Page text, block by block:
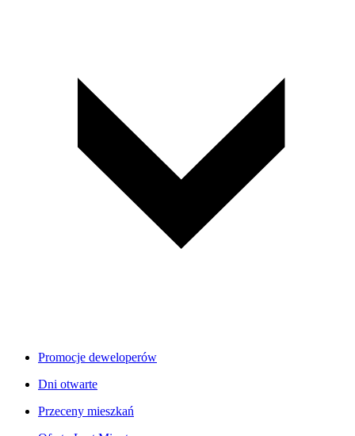
Promocje deweloperów
Dni otwarte
Przeceny mieszkań